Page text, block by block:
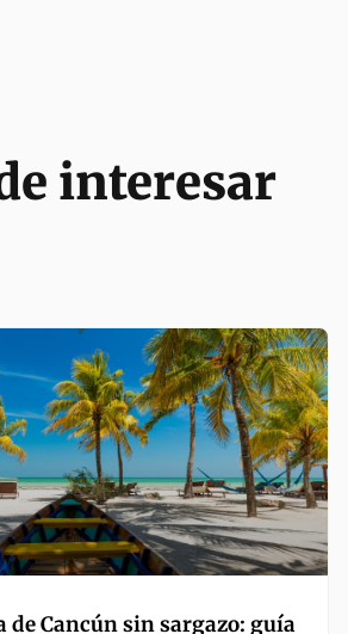
de Cancún sin sargazo: guía
interesar